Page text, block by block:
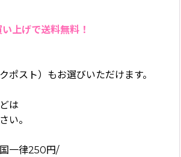
上げで送料無料！
ポスト）もお選びいただけます。
は
い。
一律250円/